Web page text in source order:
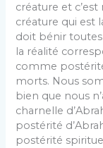
créature et
créature qui est
doit bénir
la réalité
comme
morts. Nous
bien que nous
charnelle
postérité
postérité